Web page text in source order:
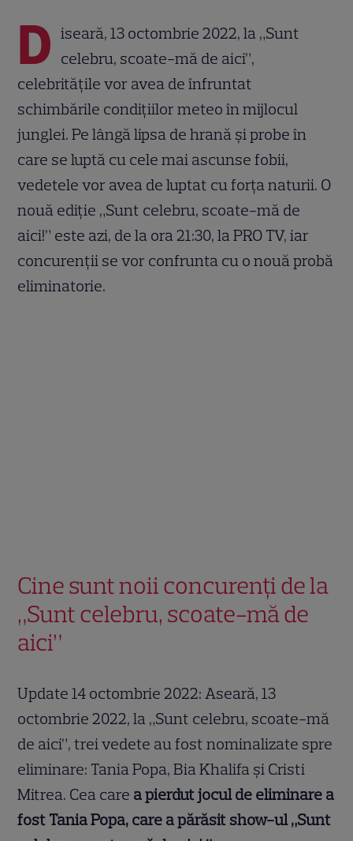
D iseară, 13 octombrie 2022, la „Sunt
celebru, scoate-mă de aici”,
celebritățile vor avea de înfruntat
schimbările condițiilor meteo în mijlocul
junglei. Pe lângă lipsa de hrană și probe în
care se luptă cu cele mai ascunse fobii,
vedetele vor avea de luptat cu forța naturii. O
nouă ediție „Sunt celebru, scoate-mă de
aici!” este azi, de la ora 21:30, la PRO TV, iar
concurenții se vor confrunta cu o nouă probă
eliminatorie.
Cine sunt noii concurenți de la
„Sunt celebru, scoate-mă de
aici”
Update 14 octombrie 2022: Aseară, 13
octombrie 2022, la „Sunt celebru, scoate-mă
de aici”, trei vedete au fost nominalizate spre
eliminare: Tania Popa, Bia Khalifa și Cristi
Mitrea. Cea care a pierdut jocul de eliminare a
fost Tania Popa, care a părăsit show-ul „Sunt